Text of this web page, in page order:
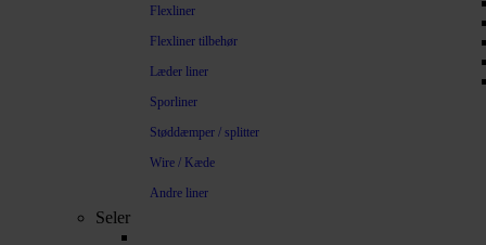
Flexliner
Flexliner tilbehør
Læder liner
Sporliner
Støddæmper / splitter
Wire / Kæde
Andre liner
Seler